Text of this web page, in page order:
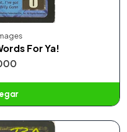
For Ya!